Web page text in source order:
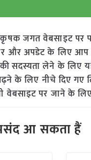
कृषक जगत वेबसाइट पर
और अपडेट के लिए
सदस्यता लेने के लिए
के लिए नीचे दिए गए
वेबसाइट पर जाने के
आ सकता हैं